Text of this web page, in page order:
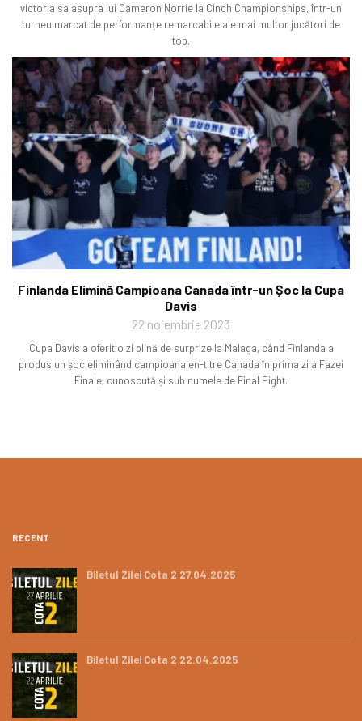
victoria sa asupra lui Cameron Norrie la Cinch Championships, într-un
turneu marcat de performanțe remarcabile ale mai multor jucători de
top.
Finlanda Elimină Campioana Canada într-un Șoc la Cupa
Davis
22 noiembrie 2023
Cupa Davis a oferit o zi plină de surprize la Malaga, când Finlanda a
produs un șoc eliminând campioana en-titre Canada în prima zi a Fazei
Finale, cunoscută și sub numele de Final Eight.
RECENT
Biletul Zilei Cota 2 27.04.2025
Biletul Zilei Cota 2 22.04.2025